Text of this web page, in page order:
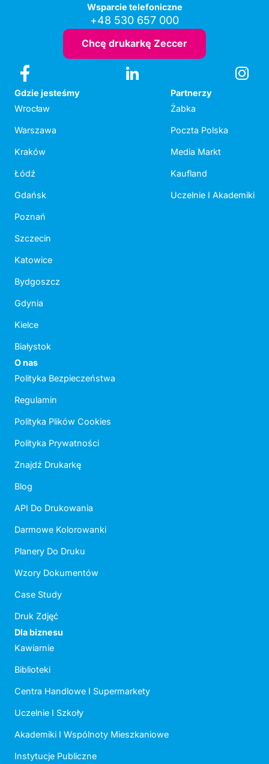
Wsparcie telefoniczne
+48 530 657 000
Chcę drukarkę Zeccer
Gdzie jesteśmy
Wrocław
Warszawa
Kraków
Łódź
Gdańsk
Poznań
Szczecin
Katowice
Bydgoszcz
Gdynia
Kielce
Białystok
Partnerzy
Żabka
Poczta Polska
Media Markt
Kaufland
Uczelnie I Akademiki
O nas
Polityka Bezpieczeństwa
Regulamin
Polityka Plików Cookies
Polityka Prywatności
Znajdź Drukarkę
Blog
API Do Drukowania
Darmowe Kolorowanki
Planery Do Druku
Wzory Dokumentów
Case Study
Druk Zdjęć
Dla biznesu
Kawiarnie
Biblioteki
Centra Handlowe I Supermarkety
Uczelnie I Szkoły
Akademiki I Wspólnoty Mieszkaniowe
Instytucje Publiczne